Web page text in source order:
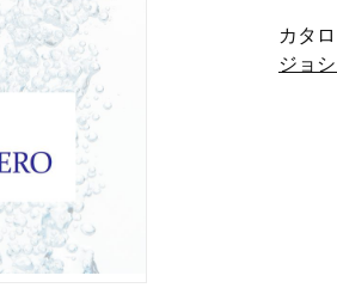
カタロ
ジョ